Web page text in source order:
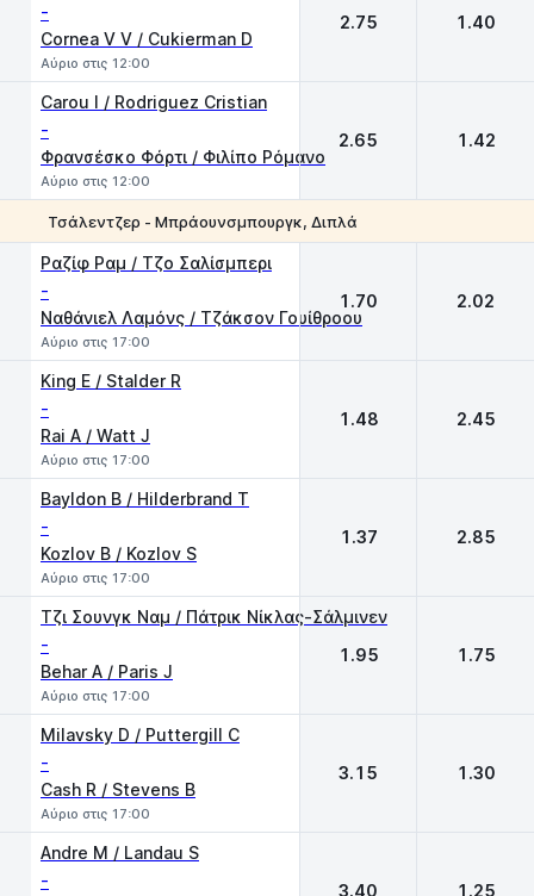
-
Cornea V V / Cukierman D
Αύριο στις 12:00
2.75 1.40
Carou I / Rodriguez Cristian
-
Φρανσέσκο Φόρτι / Φιλίπο Ρόμανο
Αύριο στις 12:00
2.65 1.42
Τσάλεντζερ - Μπράουνσμπουργκ, Διπλά
Ραζίφ Ραμ / Τζο Σαλίσμπερι
-
Ναθάνιελ Λαμόνς / Τζάκσον Γουίθροου
Αύριο στις 17:00
1.70 2.02
King E / Stalder R
-
Rai A / Watt J
Αύριο στις 17:00
1.48 2.45
Bayldon B / Hilderbrand T
-
Kozlov B / Kozlov S
Αύριο στις 17:00
1.37 2.85
Τζι Σουνγκ Ναμ / Πάτρικ Νίκλας-Σάλμινεν
-
Behar A / Paris J
Αύριο στις 17:00
1.95 1.75
Milavsky D / Puttergill C
-
Cash R / Stevens B
Αύριο στις 17:00
3.15 1.30
Andre M / Landau S
- 3.40 1.25